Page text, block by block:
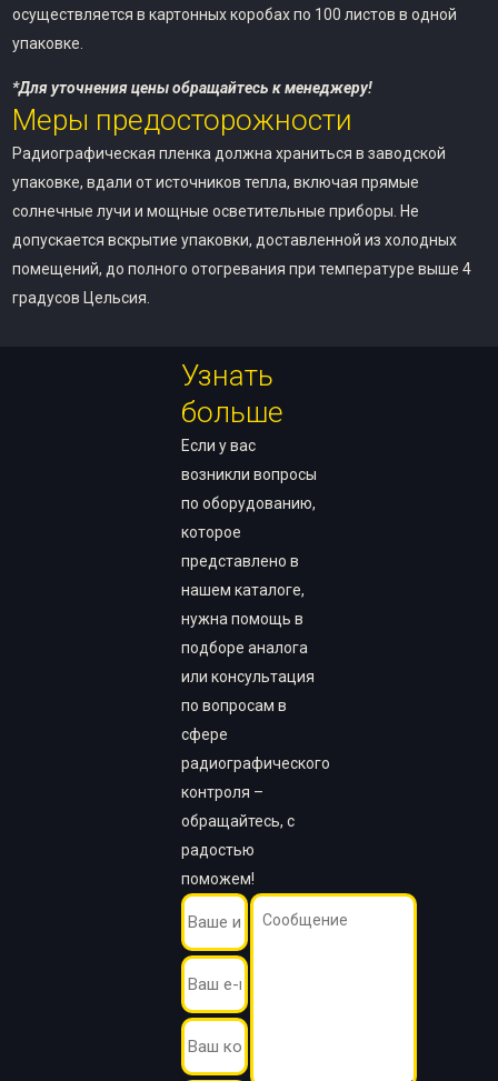
осуществляется в картонных коробах по 100 листов в одной
упаковке.
*Для уточнения цены обращайтесь к менеджеру!
Меры предосторожности
Радиографическая пленка должна храниться в заводской
упаковке, вдали от источников тепла, включая прямые
солнечные лучи и мощные осветительные приборы. Не
допускается вскрытие упаковки, доставленной из холодных
помещений, до полного отогревания при температуре выше 4
градусов Цельсия.
Узнать
больше
Если у вас
возникли вопросы
по оборудованию,
которое
представлено в
нашем каталоге,
нужна помощь в
подборе аналога
или консультация
по вопросам в
сфере
радиографического
контроля –
обращайтесь, с
радостью
поможем!